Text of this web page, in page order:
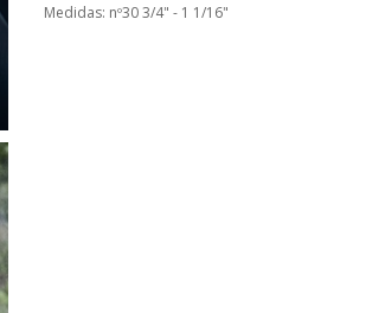
Medidas: nº30 3/4" - 1 1/16"